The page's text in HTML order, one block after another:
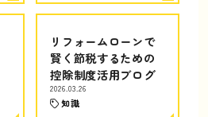
リフォームローンで
賢く節税するための
控除制度活用ブログ
2026.03.26
知識